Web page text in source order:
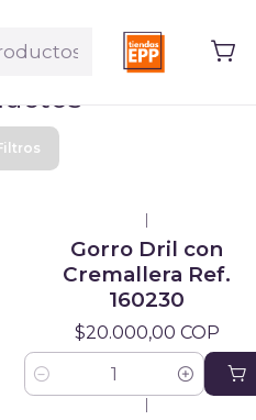
Gorro Dril con
Cremallera Ref.
160230
$20.000,00 COP
Cantidad